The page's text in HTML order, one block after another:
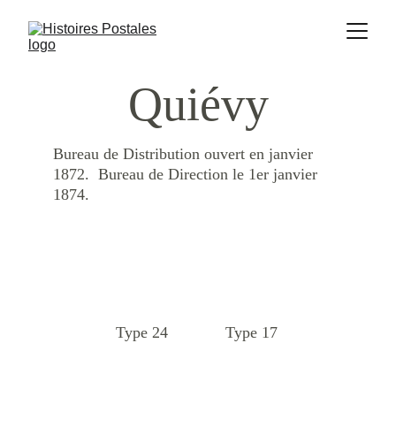
Quiévy
Bureau de Distribution ouvert en janvier
1872.  Bureau de Direction le 1er janvier
1874.
Type 24 Type 17